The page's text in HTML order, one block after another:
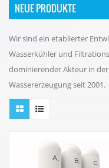
NEUE PRODUKTE
Wir sind ein etablierter
Wasserkühler und
dominierender Akteur in
Wassererzeugung seit 2001.